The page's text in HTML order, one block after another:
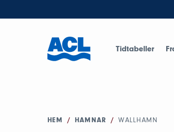
Tidtabeller
HEM / HAMNAR / WALLHAMN